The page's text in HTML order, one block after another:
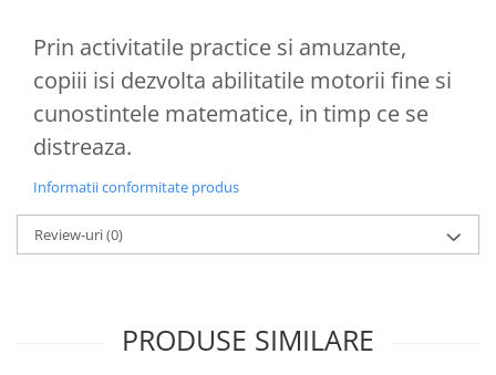
Prin activitatile practice si amuzante,
copiii isi dezvolta abilitatile motorii fine si
cunostintele matematice, in timp ce se
distreaza.
Informatii conformitate produs
Review-uri(0)
PRODUSE SIMILARE